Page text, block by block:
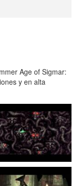
Age of Sigmar:
y en alta